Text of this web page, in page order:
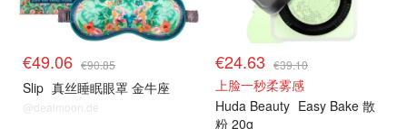
€49.06 €90.85
Slip 真丝睡眠眼罩 金牛座
@dealmoon.de
€24.63 €39.10
上脸一秒柔雾感
Huda Beauty Easy Bake 散
粉 20g